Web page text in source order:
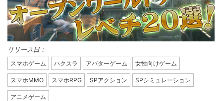
リリース日：
スマホゲーム ハクスラ アバターゲーム 女性向けゲーム
スマホMMO スマホRPG SPアクション SPシミュレーション
アニメゲーム